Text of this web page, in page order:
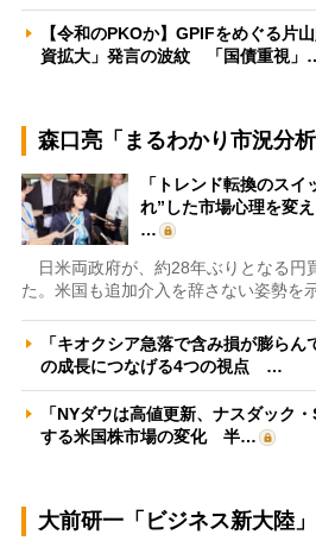
【令和のPKOか】GPIFをめぐる片
資拡大」発言の波紋 「国債重視」
森口亮「まるわかり市況分析
「トレンド転換のス
れ”した市場心理を変
…
日米両政府が、約28年ぶりとなる円
た。米国も追加介入を辞さない姿勢を
「キオクシア急落で含み損が膨ら
の成長につなげる4つの視点 …
「NYダウは高値更新、ナスダック
する米国株市場の変化 半…
大前研一「ビジネス新大陸